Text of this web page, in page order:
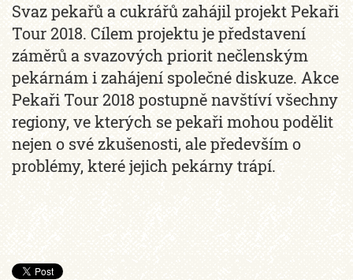
Svaz pekařů a cukrářů zahájil projekt Pekaři
Tour 2018. Cílem projektu je představení
záměrů a svazových priorit nečlenským
pekárnám i zahájení společné diskuze. Akce
Pekaři Tour 2018 postupně navštíví všechny
regiony, ve kterých se pekaři mohou podělit
nejen o své zkušenosti, ale především o
problémy, které jejich pekárny trápí.